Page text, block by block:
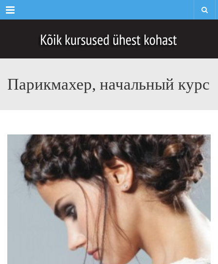
Menu
Парикмахер, начальный курс